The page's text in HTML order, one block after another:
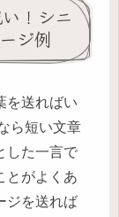
！シニ
ジ例
を送ればい
ら短い文章
した一言で
とがよくあ
ジを送れば